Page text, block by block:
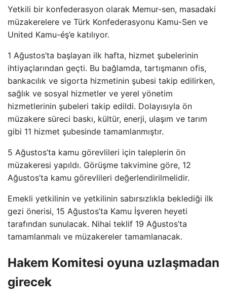
Yetkili bir konfederasyon olarak Memur-sen, masadaki
müzakerelere ve Türk Konfederasyonu Kamu-Sen ve
United Kamu-éş’e katılıyor.
1 Ağustos’ta başlayan ilk hafta, hizmet şubelerinin
ihtiyaçlarından geçti. Bu bağlamda, tartışmanın ofis,
bankacılık ve sigorta hizmetinin şubesi takip edilirken,
sağlık ve sosyal hizmetler ve yerel yönetim
hizmetlerinin şubeleri takip edildi. Dolayısıyla ön
müzakere süreci baskı, kültür, enerji, ulaşım ve tarım
gibi 11 hizmet şubesinde tamamlanmıştır.
5 Ağustos’ta kamu görevlileri için taleplerin ön
müzakeresi yapıldı. Görüşme takvimine göre, 12
Ağustos’ta kamu görevlileri değerlendirilmelidir.
Emekli yetkilinin ve yetkilinin sabırsızlıkla beklediği ilk
gezi önerisi, 15 Ağustos’ta Kamu İşveren heyeti
tarafından sunulacak. Nihai teklif 19 Ağustos’ta
tamamlanmalı ve müzakereler tamamlanacak.
Hakem Komitesi oyuna uzlaşmadan
girecek